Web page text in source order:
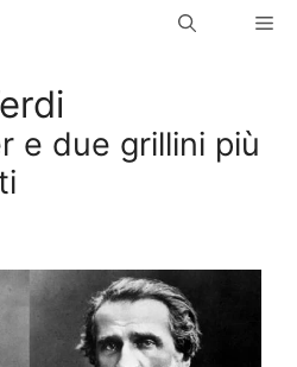
e due grillini più